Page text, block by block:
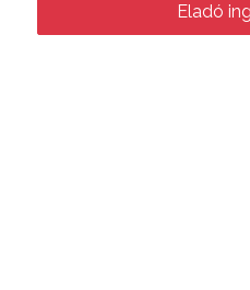
Eladó